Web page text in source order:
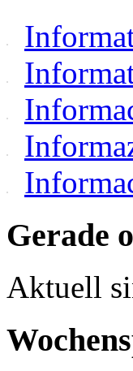
Gerade
Aktuell